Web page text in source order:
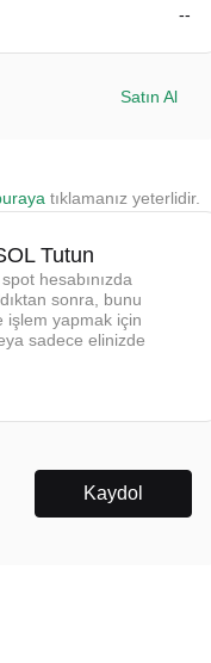
--
Satın Al
tıklamanız yeterlidir.
Tutun
hesabınızda
sonra, bunu
işlem yapmak için
sadece elinizde
Kaydol